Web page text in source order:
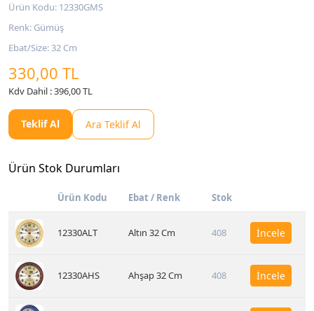
Ürün Kodu: 12330GMS
Renk: Gümüş
Ebat/Size: 32 Cm
330,00 TL
Kdv Dahil : 396,00 TL
Teklif Al Ara Teklif Al
Ürün Stok Durumları
Ürün Kodu Ebat / Renk Stok
12330ALT Altın 32 Cm 408 İncele
12330AHS Ahşap 32 Cm 408 İncele